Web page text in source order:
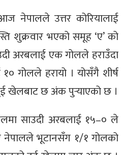
नेपालले उत्तर कोरियालाई
शुक्रवार भएको समूह ‘ए’ को
अरबलाई एक गोलले हराउँदा
गोलले हरायो । योसँगै शीर्ष
खेलबाट छ अंक पुर्‍याएको छ ।
साउदी अरबलाई १५–० ले
नेपालले भूटानसँग १/१ गोलको